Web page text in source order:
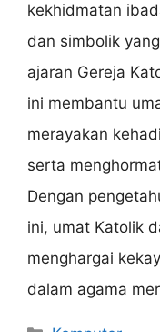
kekhidmatan
dan simbolik
ajaran Gereja
ini membantu
merayakan
serta
Dengan
ini, umat Katolik
menghargai
dalam agama